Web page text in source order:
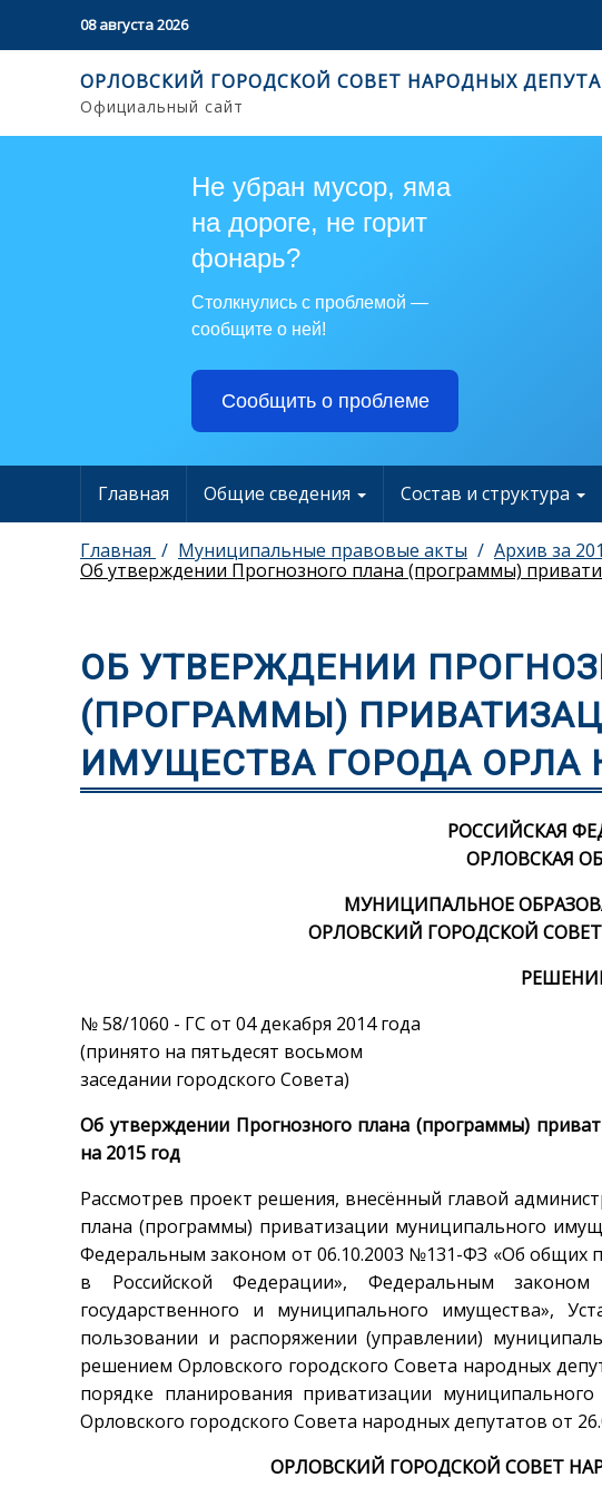
08 августа 2026
ОРЛОВСКИЙ ГОРОДСКОЙ СОВЕТ НАРОДНЫХ
Официальный сайт
Не убран мусор, яма
на дороге, не горит
фонарь?
Столкнулись с проблемой —
сообщите о ней!
Сообщить о проблеме
Главная Общие сведения Состав и структура
Главная Муниципальные правовые акты Архив за
Об утверждении Прогнозного плана (программы)
ОБ УТВЕРЖДЕНИИ
(ПРОГРАММЫ)
ИМУЩЕСТВА ГОРОДА ОРЛА
РОССИЙСКАЯ
ОРЛОВСКАЯ
МУНИЦИПАЛЬНОЕ
ОРЛОВСКИЙ ГОРОДСКОЙ
№ 58/1060 - ГС от 04 декабря 2014 года
(принято на пятьдесят восьмом
заседании городского Совета)
Об утверждении Прогнозного плана (программы)
на 2015 год
Рассмотрев проект решения, внесённый главой
плана (программы) приватизации муниципального
Федеральным законом от 06.10.2003 №131-ФЗ «Об общих
в Российской Федерации», Федеральным
государственного и муниципального имущества»,
пользовании и распоряжении (управлении)
решением Орловского городского Совета народных
порядке планирования приватизации
Орловского городского Совета народных депутатов от
ОРЛОВСКИЙ ГОРОДСКОЙ СОВЕТ